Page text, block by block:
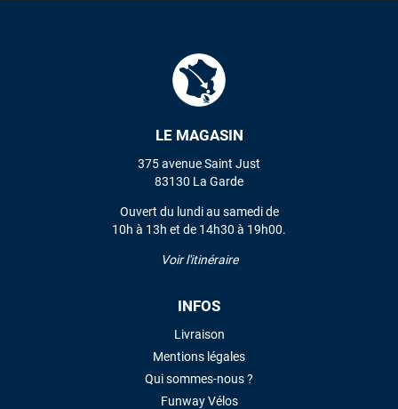
LE MAGASIN
375 avenue Saint Just
83130 La Garde
Ouvert du lundi au samedi de
10h à 13h et de 14h30 à 19h00.
Voir l'itinéraire
INFOS
Livraison
Mentions légales
Qui sommes-nous ?
Funway Vélos